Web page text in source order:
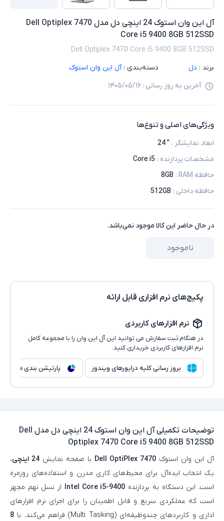
آل این وان استوک 24 اینچی دل مدل Dell Optiplex 7470
Core i5 9400 8GB 512SSD
Dell Optiplex 7470 Core i5 9400 8GB 512SSD
برند : دل دسته‌بندی : آل این وان استوک
آخرین به روز رسانی : ۱۴۰۵/۰۵/۱۶
ویژگی‌های اصلی و تنوع‌ها
ابعاد نمایشگر :
" 24
مشخصات پردازنده :
Core i5
حافظه RAM
:
8GB
حافظه داخلی :
512GB
در حال حاضر این کالا موجود نمی‌باشد.
ناموجود
پکیج‌های نرم افزاری قابل ارائه
نرم افزارهای کاربردی
در هنگام ثبت سفارش می توانید این آل این وان را با مجموعه کامل
نرم افزارهای کاربردی خریداری کنید.
بروز رسانی کلیه درایورهای ویندوز پارتیشن بندی هارد
توضیحات تکمیلی
آل این وان استوک 24 اینچی دل مدل Dell
Optiplex 7470 Core i5 9400 8GB 512SSD
آل‌ این‌ وان استوک Dell OptiPlex 7470 با صفحه‌ نمایش 24 اینچی
،
یک انتخاب ایده‌آل برای محیط‌های کاری مدرن و استفاده‌های روزمره
است. این دستگاه به پردازنده Intel Core i5-9400 از نسل نهم مجهز
است که عملکردی سریع و قابل اطمینان را برای اجرای نرم‌ افزارهای
اداری و کاربردهای چندوظیفه‌ای (Multi Tasking) فراهم می‌کند. با
8